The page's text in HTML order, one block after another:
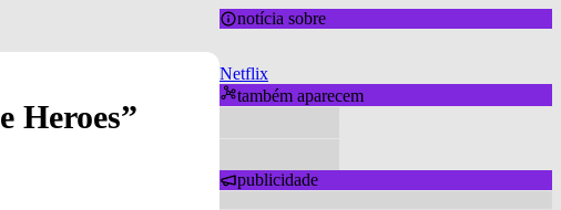
Heroes”
notícia sobre
Netflix
também aparecem
publicidade